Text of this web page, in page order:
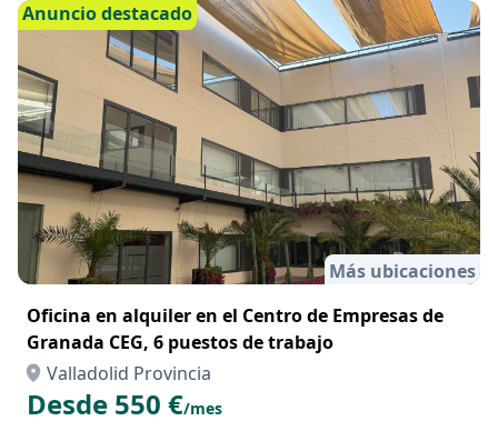
Anuncio destacado
Más ubicaciones
Oficina en alquiler en el Centro de Empresas de
Granada CEG, 6 puestos de trabajo
Valladolid Provincia
Desde 550 €/mes